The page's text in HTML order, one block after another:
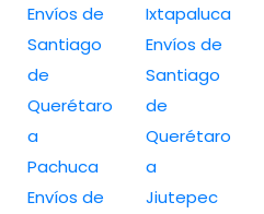
Envíos de
Santiago
de
Querétaro
a
Pachuca
Envíos de
Ixtapaluca
Envíos de
Santiago
de
Querétaro
a
Jiutepec